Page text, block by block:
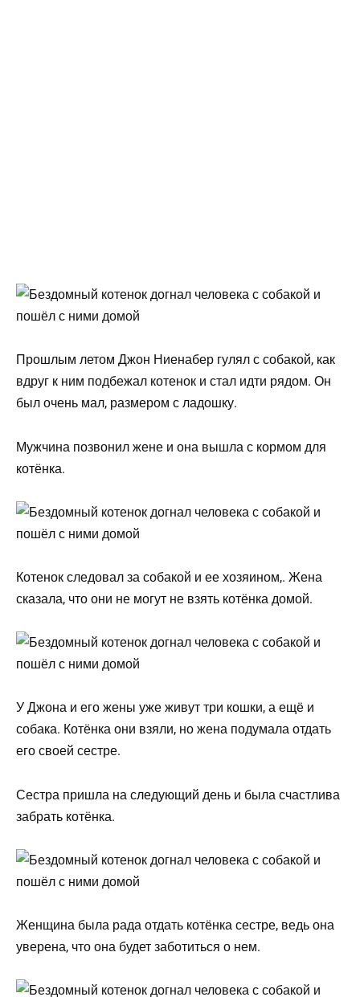
Прошлым летом Джон Ниенабер гулял с собакой, как
вдруг к ним подбежал котенок и стал идти рядом. Он
был очень мал, размером с ладошку.
Мужчина позвонил жене и она вышла с кормом для
котёнка.
Котенок следовал за собакой и ее хозяином,. Жена
сказала, что они не могут не взять котёнка домой.
У Джона и его жены уже живут три кошки, а ещё и
собака. Котёнка они взяли, но жена подумала отдать
его своей сестре.
Сестра пришла на следующий день и была счастлива
забрать котёнка.
Женщина была рада отдать котёнка сестре, ведь она
уверена, что она будет заботиться о нем.